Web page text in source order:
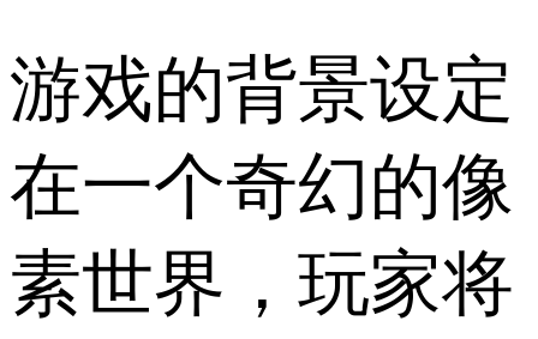
游戏的背景设定
在一个奇幻的像
素世界，玩家将